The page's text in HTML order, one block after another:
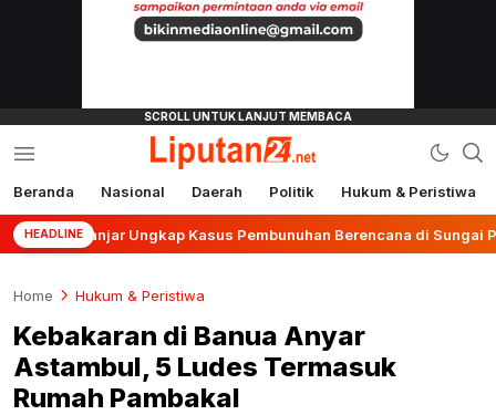
liputan24.net
Beranda Nasional Daerah Politik Hukum & Peristiwa
HEADLINE
Banjar Ungkap Kasus Pembunuhan Berencana di Sungai Pinang
Home Hukum & Peristiwa
Kebakaran di Banua Anyar
Astambul, 5 Ludes Termasuk
Rumah Pambakal